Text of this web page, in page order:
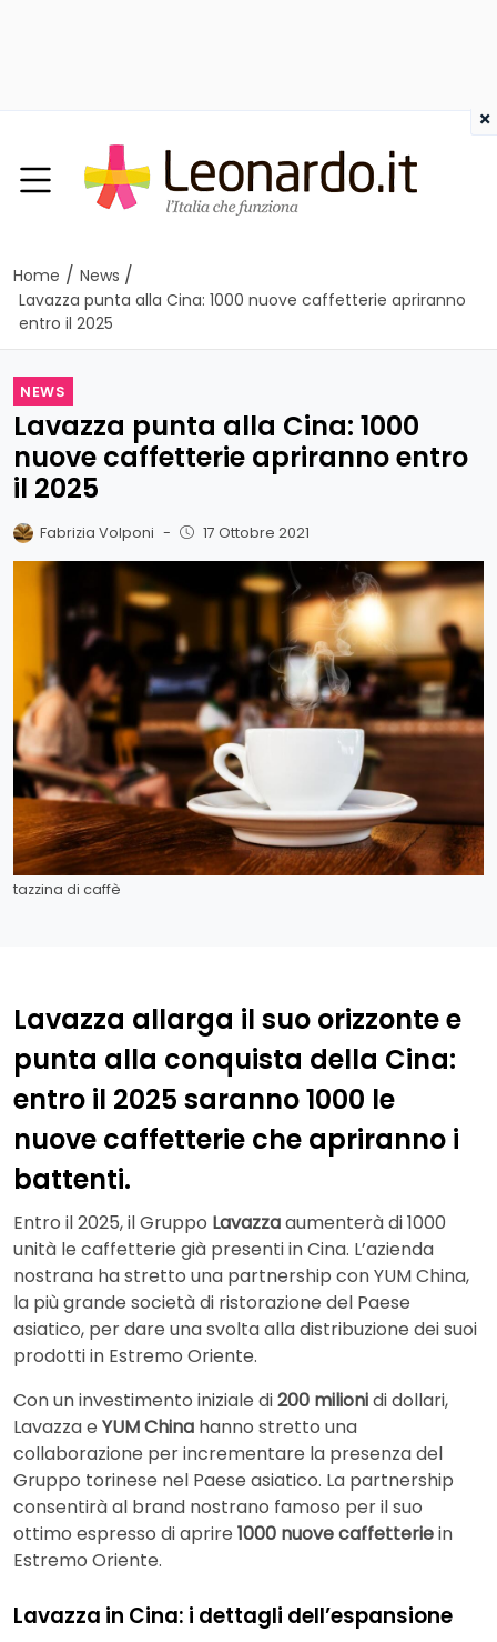
Home / News /
Lavazza punta alla Cina: 1000 nuove caffetterie apriranno
entro il 2025
NEWS
Lavazza punta alla Cina: 1000
nuove caffetterie apriranno entro
il 2025
Fabrizia Volponi - 17 Ottobre 2021
tazzina di caffè
Lavazza allarga il suo orizzonte e
punta alla conquista della Cina:
entro il 2025 saranno 1000 le
nuove caffetterie che apriranno i
battenti.
Entro il 2025, il Gruppo Lavazzaaumenterà di 1000
unità le caffetterie già presenti in Cina. L’azienda
nostrana ha stretto una partnership con YUM China,
la più grande società di ristorazione del Paese
asiatico, per dare una svolta alla distribuzione dei suoi
prodotti in Estremo Oriente.
Con un investimento iniziale di200 milionidi dollari,
Lavazza e YUM China hanno stretto una
collaborazione per incrementare la presenza del
Gruppo torinese nel Paese asiatico. La partnership
consentirà al brand nostrano famoso per il suo
ottimo espresso di aprire 1000 nuove caffetteriein
Estremo Oriente.
Lavazza in Cina: i dettagli dell’espansione
×